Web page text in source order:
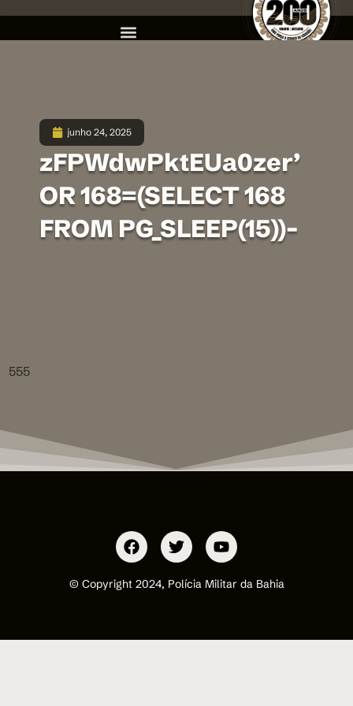
junho 24, 2025
zFPWdwPktEUa0zer’
OR 168=(SELECT 168
FROM PG_SLEEP(15))–
555
© Copyright 2024, Polícia Militar da Bahia